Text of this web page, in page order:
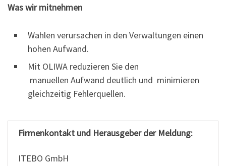
Was wir mitnehmen
Wahlen verursachen in den Verwaltungen einen
hohen Aufwand.
Mit OLIWA reduzieren Sie den
manuellen Aufwand deutlich und minimieren
gleichzeitig Fehlerquellen.
Firmenkontakt und Herausgeber der Meldung:
ITEBO GmbH